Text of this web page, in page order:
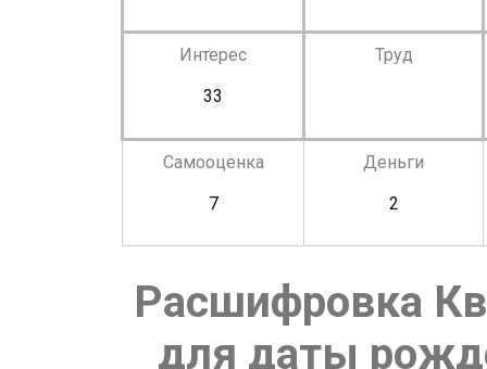
Интерес
33
Труд
Самооценка
7
Деньги
2
Расшифровка
для даты